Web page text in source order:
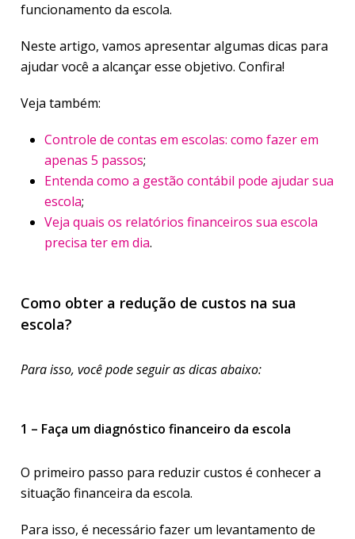
funcionamento da escola.
Neste artigo, vamos apresentar algumas dicas para
ajudar você a alcançar esse objetivo. Confira!
Veja também:
Controle de contas em escolas: como fazer em
apenas 5 passos;
Entenda como a gestão contábil pode ajudar sua
escola;
Veja quais os relatórios financeiros sua escola
precisa ter em dia.
Como obter a redução de custos na sua
escola?
Para isso, você pode seguir as dicas abaixo:
1 – Faça um diagnóstico financeiro da escola
O primeiro passo para reduzir custos é conhecer a
situação financeira da escola.
Para isso, é necessário fazer um levantamento de